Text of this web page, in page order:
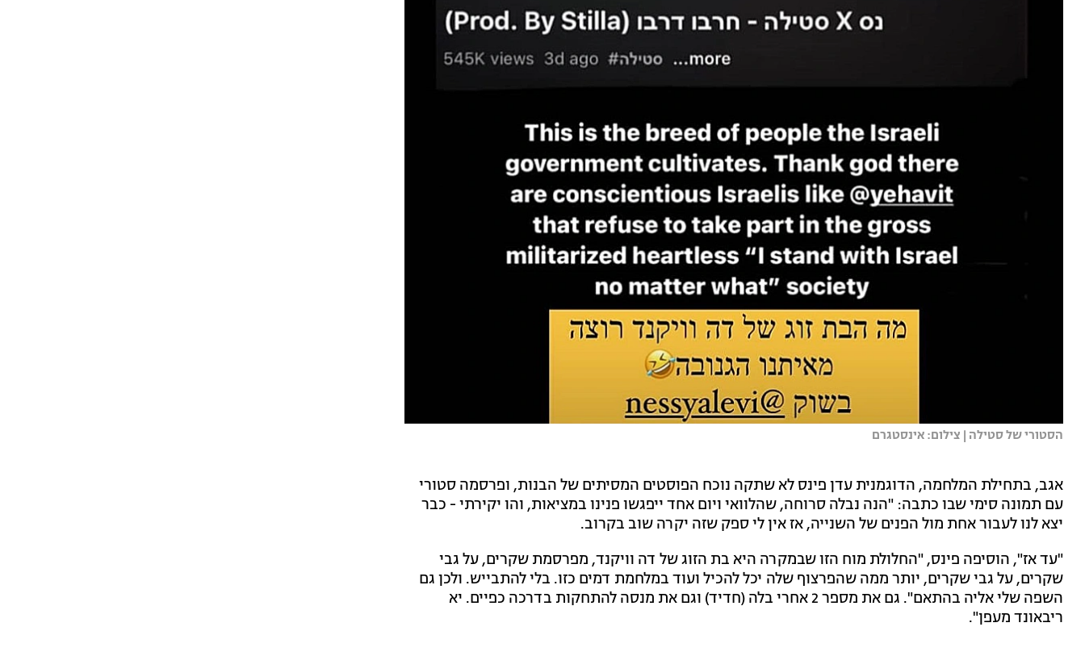
הסטורי של סטילה | צילום: אינסטגרם
אגב, בתחילת המלחמה, הדוגמנית עדן פינס לא שתקה נוכח הפוסטים המסיתים של הבנות, ופרסמה סטורי
עם תמונה סימי שבו כתבה: "הנה נבלה סרוחה, שהלוואי ויום אחד ייפגשו פנינו במציאות, והו יקירתי - כבר
יצא לנו לעבור אחת מול הפנים של השנייה, אז אין לי ספק שזה יקרה שוב בקרוב.
"עד אז", הוסיפה פינס, "החלולת מוח הזו שבמקרה היא בת הזוג של דה וויקנד, מפרסמת שקרים, על גבי
שקרים, על גבי שקרים, יותר ממה שהפרצוף שלה יכל להכיל ועוד במלחמת דמים כזו. בלי להתבייש. ולכן גם
השפה שלי אליה בהתאם". גם את מספר 2 אחרי בלה (חדיד) וגם את מנסה להתחקות בדרכה כפיים. יא
ריבאונד מעפן".